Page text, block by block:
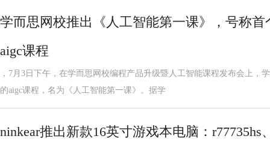
学而思网校推出《人工智能第一课》，号称
aigc课程
，7月3日下午，在学而思网校编程产品升级暨人工智能课程发布会上，
的aigc课程，名为《人工智能第一课》。据学
ninkear推出新款16英寸游戏本电脑：r77735hs